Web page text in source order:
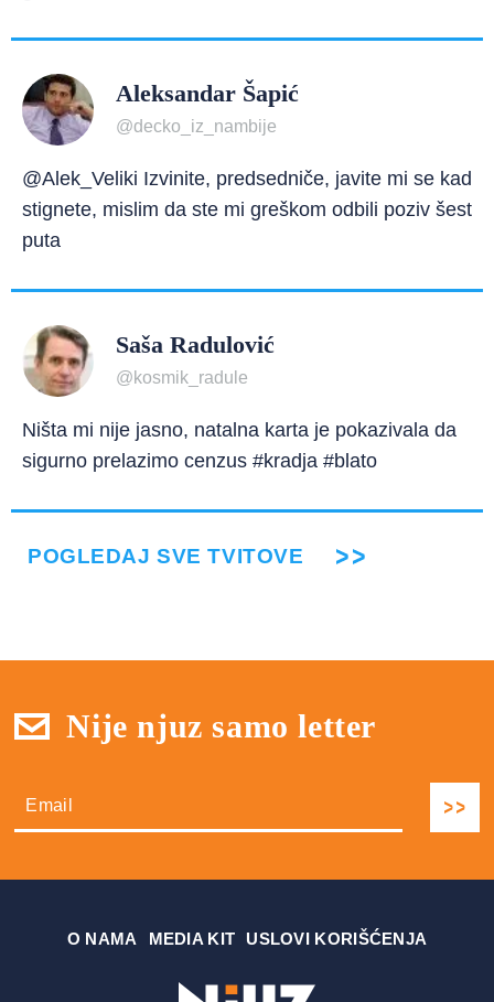
Aleksandar Šapić
@decko_iz_nambije
@Alek_Veliki Izvinite, predsedniče, javite mi se kad
stignete, mislim da ste mi greškom odbili poziv šest
puta
Saša Radulović
@kosmik_radule
Ništa mi nije jasno, natalna karta je pokazivala da
sigurno prelazimo cenzus #kradja #blato
POGLEDAJ SVE TVITOVE
Nije njuz samo letter
О NAMA MEDIA KIT USLOVI KORIŠĆENJA